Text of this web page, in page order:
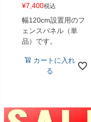
¥7,400税込
幅120cm設置用のフ
ェンスパネル（単
品）です。
カートに入れ
る